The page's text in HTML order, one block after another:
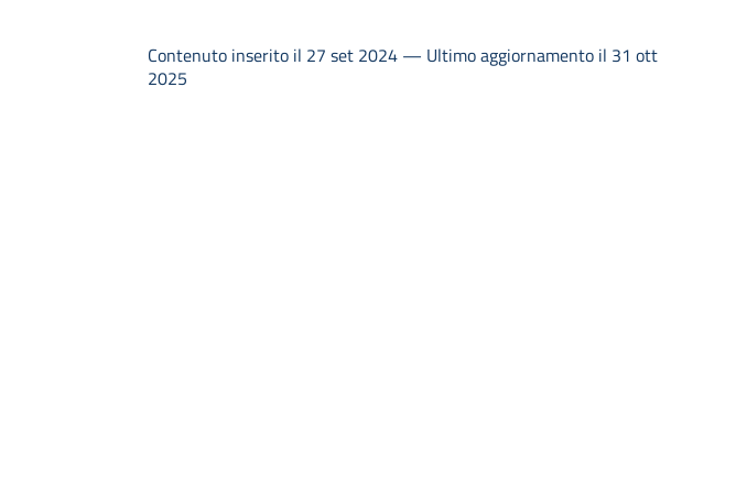
Contenuto inserito il 27 set 2024 — Ultimo aggiornamento il 31 ott
2025